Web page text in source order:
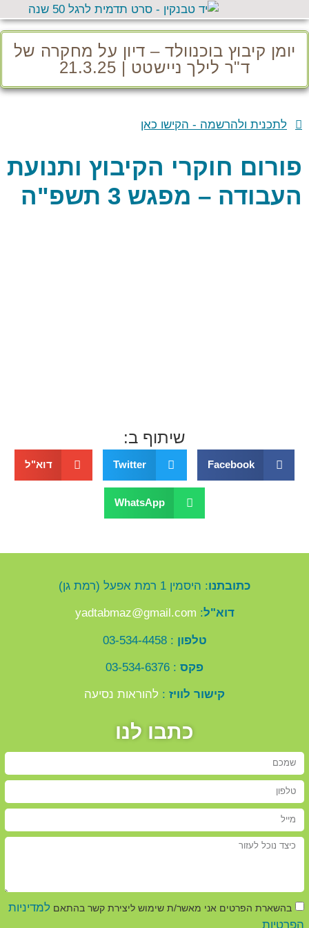
יומן קיבוץ בוכנוולד – דיון על מחקרה של
ד"ר לילך ניישטט | 21.3.25
לתכנית ולהרשמה - הקישו כאן
פורום חוקרי הקיבוץ ותנועת
העבודה – מפגש 3 תשפ"ה
שיתוף ב:
Facebook
Twitter דוא"ל
WhatsApp
כתובתנו: היסמין 1 רמת אפעל (רמת גן)
דוא"ל:
טלפון : 03-534-4458
פקס : 03-534-6376
קישור לוויז : להוראות נסיעה
כתבו לנו
בהשארת הפרטים אני מאשר/ת שימוש ליצירת קשר בהתאם למדיניות
הפרטיות